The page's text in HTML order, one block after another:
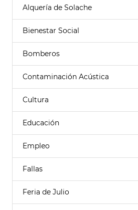
Alquería de Solache
Bienestar Social
Bomberos
Contaminación Acústica
Cultura
Educación
Empleo
Fallas
Feria de Julio